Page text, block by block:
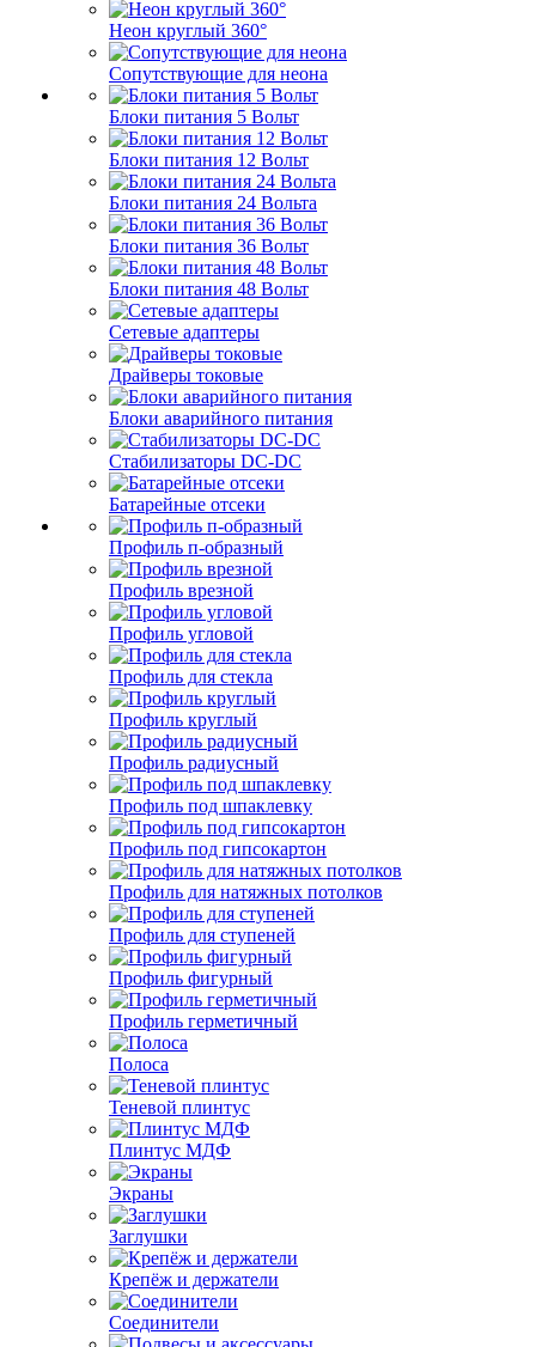
Неон круглый 360°
Сопутствующие для неона
Блоки питания 5 Вольт
Блоки питания 12 Вольт
Блоки питания 24 Вольта
Блоки питания 36 Вольт
Блоки питания 48 Вольт
Сетевые адаптеры
Драйверы токовые
Блоки аварийного питания
Стабилизаторы DC-DC
Батарейные отсеки
Профиль п-образный
Профиль врезной
Профиль угловой
Профиль для стекла
Профиль круглый
Профиль радиусный
Профиль под шпаклевку
Профиль под гипсокартон
Профиль для натяжных потолков
Профиль для ступеней
Профиль фигурный
Профиль герметичный
Полоса
Теневой плинтус
Плинтус МДФ
Экраны
Заглушки
Крепёж и держатели
Соединители